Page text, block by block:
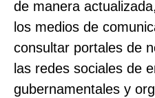
de manera
los medios de
consultar portales de
las redes sociales de
gubernamentales y